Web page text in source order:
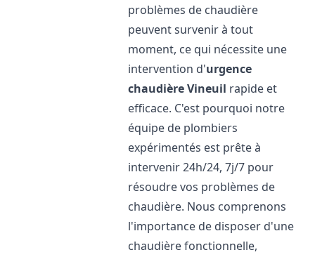
problèmes de chaudière
peuvent survenir à tout
moment, ce qui nécessite une
intervention d'urgence
chaudièreVineuil rapide et
efficace. C'est pourquoi notre
équipe de plombiers
expérimentés est prête à
intervenir 24h/24, 7j/7 pour
résoudre vos problèmes de
chaudière. Nous comprenons
l'importance de disposer d'une
chaudière fonctionnelle,